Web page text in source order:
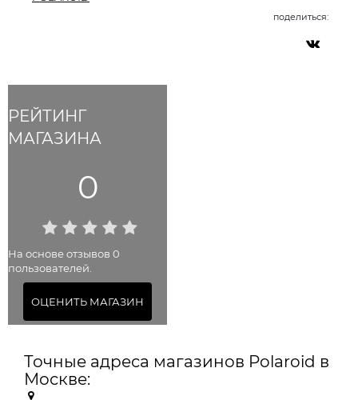
РЕЙТИНГ
МАГАЗИНА
0
На основе отзывов 0
пользователей.
ОЦЕНИТЬ МАГАЗИН
поделиться:
Точные адреса магазинов Polaroid в
Москве: